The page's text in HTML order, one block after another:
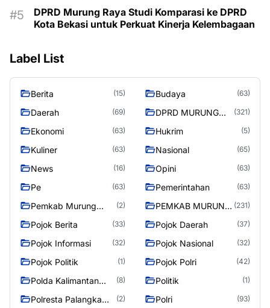
DPRD Murung Raya Studi Komparasi ke DPRD
Kota Bekasi untuk Perkuat Kinerja Kelembagaan
Label List
Berita (15) Budaya (63)
Daerah (69)
DPRD MURUNG
(321)
Ekonomi (63) Hukrim (5)
Kuliner (63) Nasional (65)
News (16) Opini (63)
Pe (63) Pemerintahan (63)
Pemkab Murung
(2)
PEMKAB MURUNG (231)
Pojok Berita (33) Pojok Daerah (37)
Pojok Informasi (32) Pojok Nasional (32)
Pojok Politik (1) Pojok Polri (42)
Polda Kalimantan
(8) Politik (1)
Polresta Palangka
(2) Polri (93)